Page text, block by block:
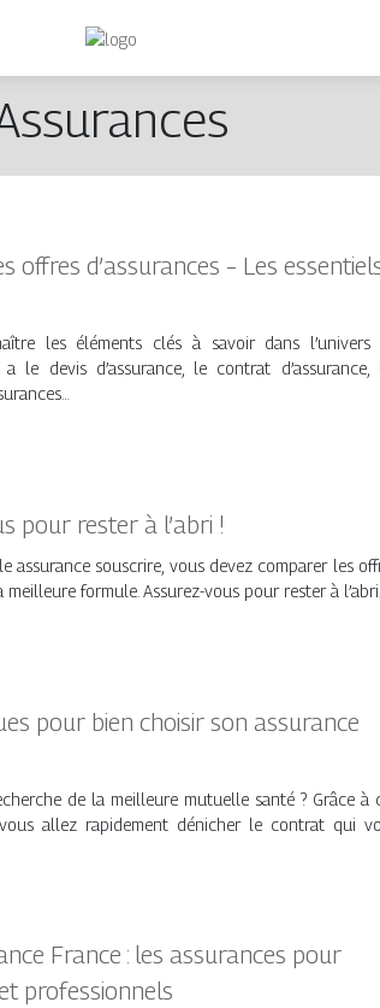
offres d’assurances – Les
les éléments clés à savoir dans l’univers
a le devis d’assurance, le contrat d’assurance,
pour rester à l’abri !
assurance souscrire, vous devez comparer les
formule. Assurez-vous pour rester à l’abri.
pour bien choisir son assurance
de la meilleure mutuelle santé ? Grâce à
vous allez rapidement dénicher le contrat qui
France : les assurances pour
professionnels